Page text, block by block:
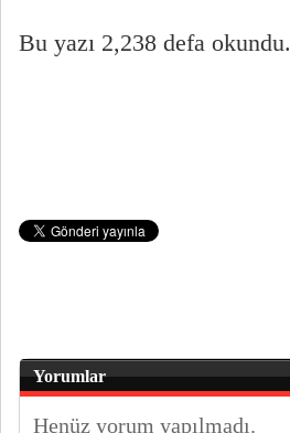
Bu yazı 2,238 defa okundu.
Yorumlar
Henüz yorum yapılmadı.